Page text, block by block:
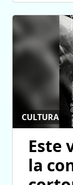
CULTURA
Este
la